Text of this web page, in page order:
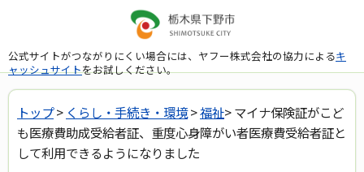
公式サイトがつながりにくい場合には、ヤフー株式会社の協力によるキ
ャッシュサイトをお試しください。
トップ> くらし・手続き・環境>福祉> マイナ保険証がこど
も医療費助成受給者証、重度心身障がい者医療費受給者証と
して利用できるようになりました